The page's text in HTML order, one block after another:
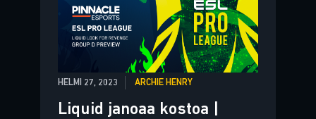
HELMI 27, 2023 ARCHIE HENRY
Liquid janoaa kostoa |